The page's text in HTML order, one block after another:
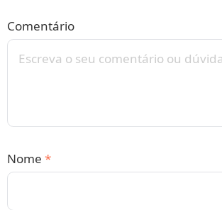
Comentário
Nome *